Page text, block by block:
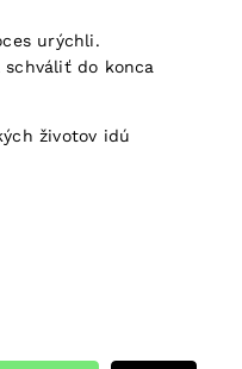
urýchli.
schváliť do konca
životov idú